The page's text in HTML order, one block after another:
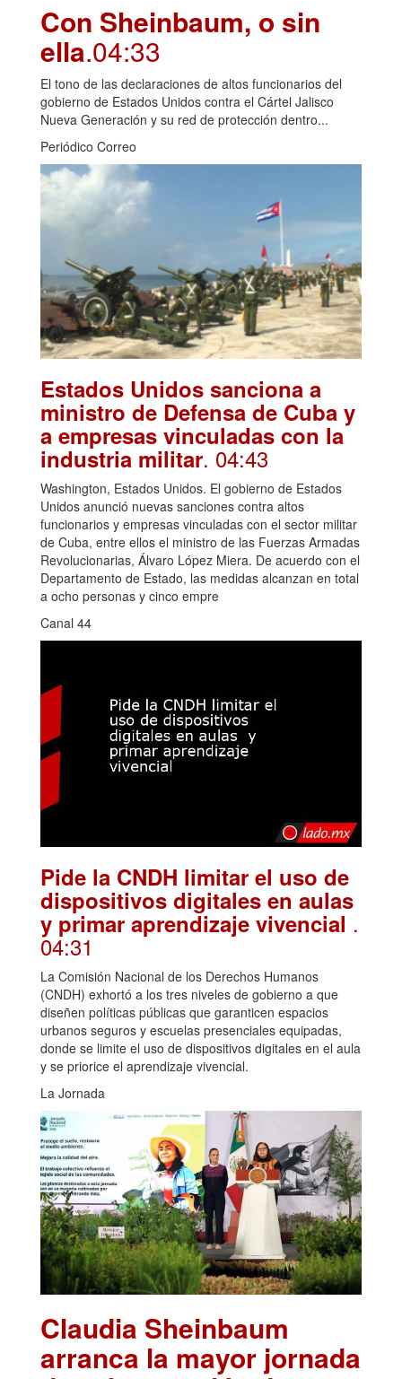
Con Sheinbaum, o sin
ella.04:33
El tono de las declaraciones de altos funcionarios del
gobierno de Estados Unidos contra el Cártel Jalisco
Nueva Generación y su red de protección dentro...
Periódico Correo
Estados Unidos sanciona a
ministro de Defensa de Cuba y
a empresas vinculadas con la
industria militar. 04:43
Washington, Estados Unidos. El gobierno de Estados
Unidos anunció nuevas sanciones contra altos
funcionarios y empresas vinculadas con el sector militar
de Cuba, entre ellos el ministro de las Fuerzas Armadas
Revolucionarias, Álvaro López Miera. De acuerdo con el
Departamento de Estado, las medidas alcanzan en total
a ocho personas y cinco empre
Canal 44
Pide la CNDH limitar el uso de
dispositivos digitales en aulas
y primar aprendizaje vivencial .
04:31
La Comisión Nacional de los Derechos Humanos
(CNDH) exhortó a los tres niveles de gobierno a que
diseñen políticas públicas que garanticen espacios
urbanos seguros y escuelas presenciales equipadas,
donde se limite el uso de dispositivos digitales en el aula
y se priorice el aprendizaje vivencial.
La Jornada
Claudia Sheinbaum
arranca la mayor jornada